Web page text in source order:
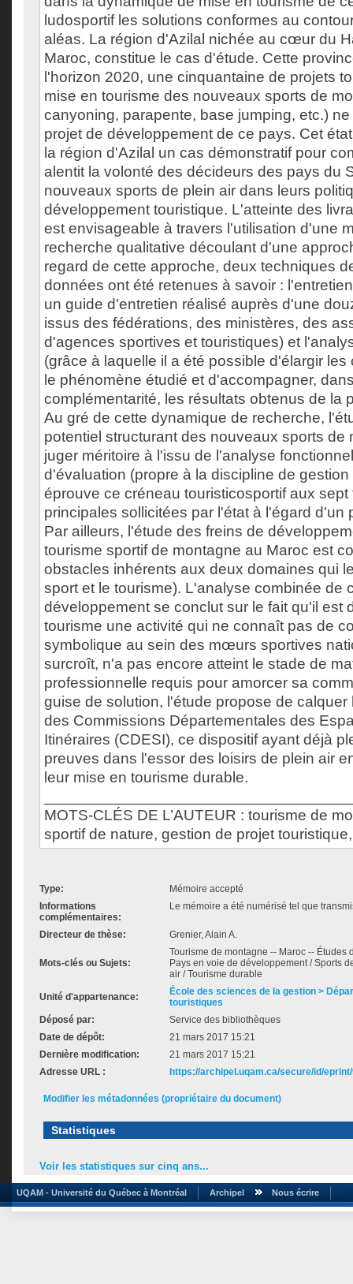
ludosportif les solutions conformes au
aléas. La région d'Azilal nichée au cœur du
Maroc, constitue le cas d'étude. Cette
l'horizon 2020, une cinquantaine de projets
mise en tourisme des nouveaux sports de
canyoning, parapente, base jumping, etc.)
projet de développement de ce pays. Cet
la région d'Azilal un cas démonstratif pour
alentit la volonté des décideurs des pays du
nouveaux sports de plein air dans leurs
développement touristique. L'atteinte des
est envisageable à travers l'utilisation d'une
recherche qualitative découlant d'une
regard de cette approche, deux techniques
données ont été retenues à savoir :
un guide d'entretien réalisé auprès d'une
issus des fédérations, des ministères, des
d'agences sportives et touristiques) et
(grâce à laquelle il a été possible d'élargir
le phénomène étudié et d'accompagner,
complémentarité, les résultats obtenus de la
Au gré de cette dynamique de recherche,
potentiel structurant des nouveaux sports de
juger méritoire à l'issu de l'analyse
d'évaluation (propre à la discipline de gestion
éprouve ce créneau touristicosportif aux sept
principales sollicitées par l'état à l'égard d'un
Par ailleurs, l'étude des freins de
tourisme sportif de montagne au Maroc est
obstacles inhérents aux deux domaines qui
sport et le tourisme). L'analyse combinée de
développement se conclut sur le fait qu'il est
tourisme une activité qui ne connaît pas de
symbolique au sein des mœurs sportives
surcroît, n'a pas encore atteint le stade de
professionnelle requis pour amorcer sa
guise de solution, l'étude propose de calquer
des Commissions Départementales des
Itinéraires (CDESI), ce dispositif ayant déjà
preuves dans l'essor des loisirs de plein air
leur mise en tourisme durable.
MOTS-CLÉS DE L’AUTEUR : tourisme de
sportif de nature, gestion de projet
Type:
Mémoire accepté
Informations
complémentaires:
Le mémoire a été numérisé tel que
Directeur de thèse: Grenier, Alain A.
Mots-clés ou Sujets:
Tourisme de montagne -- Maroc -- Études
Pays en voie de développement / Sports
air / Tourisme durable
Unité d'appartenance:
École des sciences de la gestion >
touristiques
Déposé par:
Service des bibliothèques
Date de dépôt:
21 mars 2017 15:21
Dernière modification:
21 mars 2017 15:21
Adresse URL :
https://archipel.uqam.ca/secure/id/
Modifier les métadonnées (propriétaire du document)
Statistiques
Voir les statistiques sur cinq ans...
UQAM - Université du Québec à Montréal Archipel Nous écrire